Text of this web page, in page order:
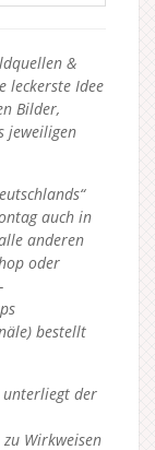
&
leckerste Idee
Bilder,
jeweiligen
auch in
anderen
oder
bestellt
der
Wirkweisen